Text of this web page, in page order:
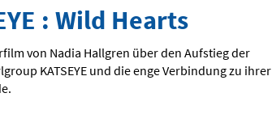
: Wild Hearts
von Nadia Hallgren über den Aufstieg der
KATSEYEund die enge Verbindung zu ihrer